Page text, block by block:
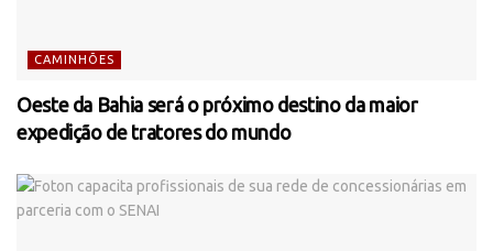
CAMINHÕES
Oeste da Bahia será o próximo destino da maior
expedição de tratores do mundo